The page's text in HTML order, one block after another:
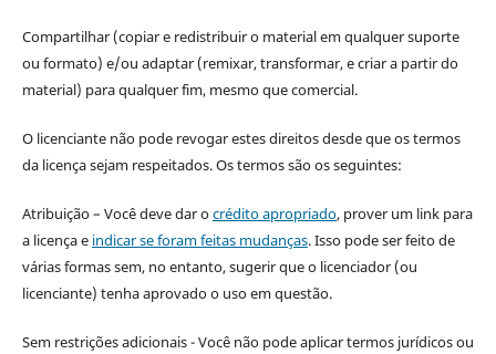
Compartilhar (copiar e redistribuir o material em qualquer suporte
ou formato) e/ou adaptar (remixar, transformar, e criar a partir do
material) para qualquer fim, mesmo que comercial.
O licenciante não pode revogar estes direitos desde que os termos
da licença sejam respeitados. Os termos são os seguintes:
Atribuição – Você deve dar ocrédito apropriado, prover um link para
a licença e indicar se foram feitas mudanças. Isso pode ser feito de
várias formas sem, no entanto, sugerir que o licenciador (ou
licenciante) tenha aprovado o uso em questão.
Sem restrições adicionais - Você não pode aplicar termos jurídicos ou